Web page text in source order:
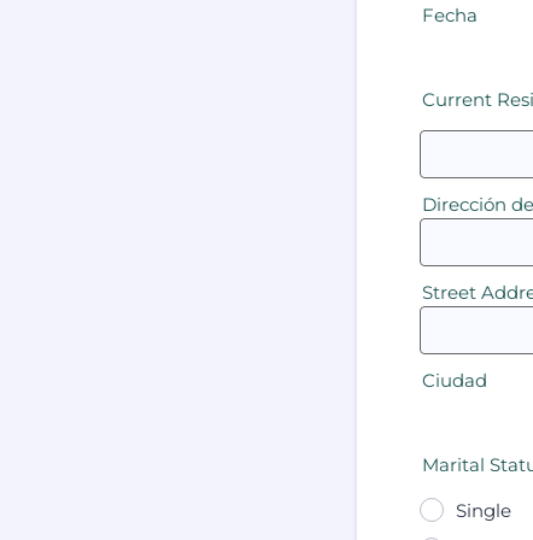
Fecha
Current
Dirección
Street
Ciudad
Marital
Single